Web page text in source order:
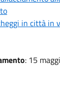
in città in
: 15